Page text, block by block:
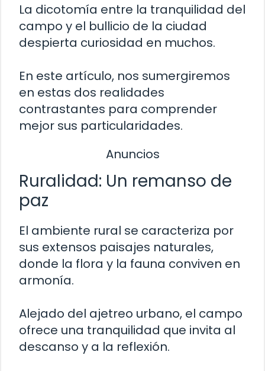
La dicotomía entre la tranquilidad del
campo y el bullicio de la ciudad
despierta curiosidad en muchos.
En este artículo, nos sumergiremos
en estas dos realidades
contrastantes para comprender
mejor sus particularidades.
Anuncios
Ruralidad: Un remanso de
paz
El ambiente rural se caracteriza por
sus extensos paisajes naturales,
donde la flora y la fauna conviven en
armonía.
Alejado del ajetreo urbano, el campo
ofrece una tranquilidad que invita al
descanso y a la reflexión.